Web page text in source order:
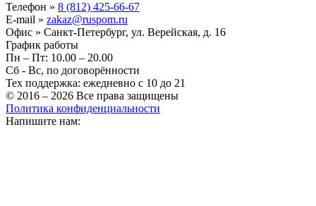
Телефон » 8 (812) 425-66-67
E-mail » zakaz@ruspom.ru
Офис » Санкт-Петербург, ул. Верейская, д. 16
График работы
Пн – Пт: 10.00 – 20.00
Сб - Вс, по договорённости
Тех поддержка: ежедневно с 10 до 21
© 2016 – 2026 Все права защищены
Политика конфиденциальности
Напишите нам: